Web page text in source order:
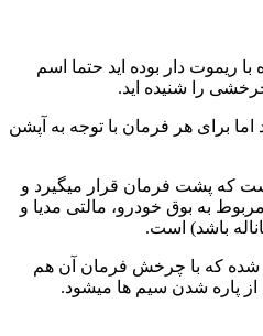
ریموت دار بوده اید حتما اسم
را شنیده اید.
برای هر فرمان با توجه به آپشن
که پشت فرمان قرار میگیرد و
به بوق خودرو، مالتی مدیا و
که با چرخش فرمان آن هم
پاره شدن سیم ها میشود.